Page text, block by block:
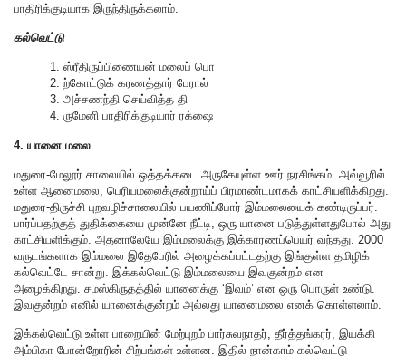
பாதிரிக்குடியாக இருந்திருக்கலாம்.
கல்வெட்டு
1. ஸ்ரீதிருப்பிணையன் மலைப் பொ
2. ற்கோட்டுக் கரணத்தார் பேரால்
3. அச்சணந்தி செய்வித்த தி
4. ருமேனி பாதிரிக்குடியார் ரக்ஷை
4. யானை மலை
மதுரை-மேலூர் சாலையில் ஒத்தக்கடை அருகேயுள்ள ஊர் நரசிங்கம். அவ்வூரில்
உள்ள ஆனைமலை, பெரியமலைக்குன்றாய்ப் பிரமாண்டமாகக் காட்சியளிக்கிறது.
மதுரை-திருச்சி புறவழிச்சாலையில் பயணிப்போர் இம்மலையைக் கண்டிருப்பர்.
பார்ப்பதற்குத் துதிக்கையை முன்னே நீட்டி, ஒரு யானை படுத்துள்ளதுபோல் அது
காட்சியளிக்கும். அதனாலேயே இம்மலைக்கு இக்காரணப்பெயர் வந்தது. 2000
வருடங்களாக இம்மலை இதேபேரில் அழைக்கப்பட்டதற்கு இங்குள்ள தமிழிக்
கல்வெட்டே சான்று. இக்கல்வெட்டு இம்மலையை இவகுன்றம் என
அழைக்கிறது. சமஸ்கிருதத்தில் யானைக்கு ‘இவம்’ என ஒரு பொருள் உண்டு.
இவகுன்றம் எனில் யானைக்குன்றம் அல்லது யானைமலை எனக் கொள்ளலாம்.
இக்கல்வெட்டு உள்ள பாறையின் மேற்புறம் பார்சுவநாதர், தீர்த்தங்கரர், இயக்கி
அம்பிகா போன்றோரின் சிற்பங்கள் உள்ளன. இதில் நான்காம் கல்வெட்டு